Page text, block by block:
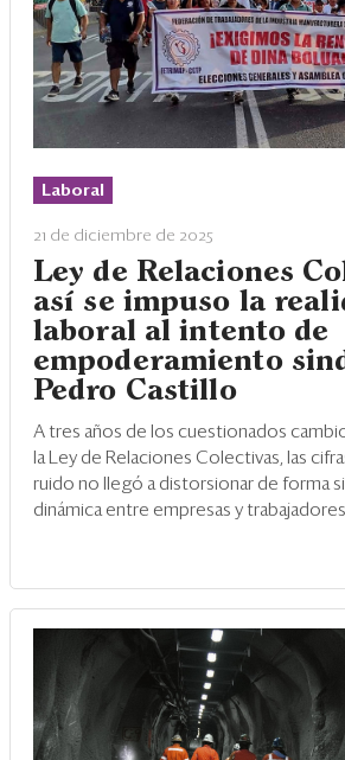
Laboral
21 de diciembre de 2025
Ley de Relaciones
así se impuso la
laboral al intento de
empoderamiento
Pedro Castillo
A tres años de los cuestionados
la Ley de Relaciones Colectivas, las
ruido no llegó a distorsionar de forma
dinámica entre empresas y trabajadores.